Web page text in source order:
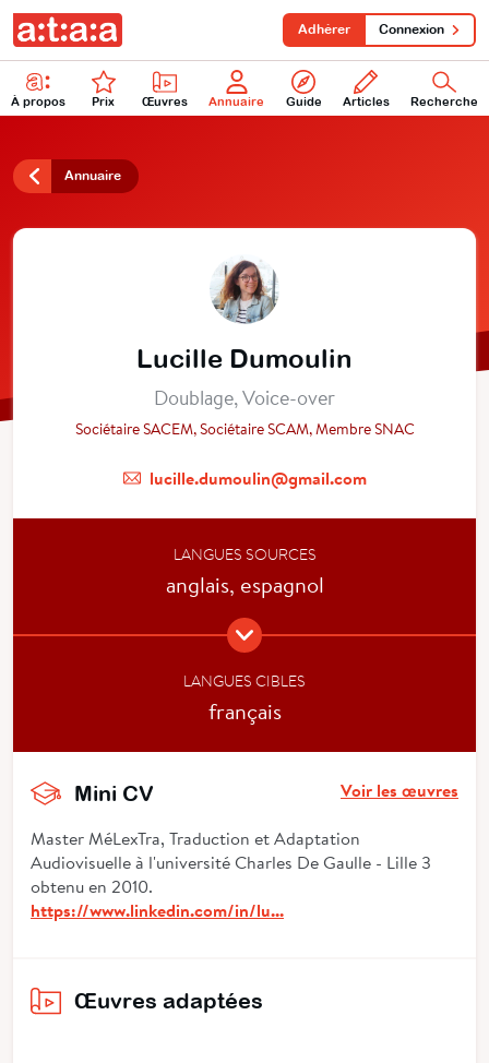
À propos Prix Œuvres Annuaire Guide Articles Recherche
Adhérer Connexion
Annuaire
Lucille Dumoulin
Doublage, Voice-over
Sociétaire SACEM, Sociétaire SCAM, Membre SNAC
lucille.dumoulin@gmail.com
LANGUES SOURCES
anglais, espagnol
LANGUES CIBLES
français
Mini CV Voir les œuvres
Master MéLexTra, Traduction et Adaptation
Audiovisuelle à l'université Charles De Gaulle - Lille 3
obtenu en 2010.
https://www.linkedin.com/in/lu...
Œuvres adaptées